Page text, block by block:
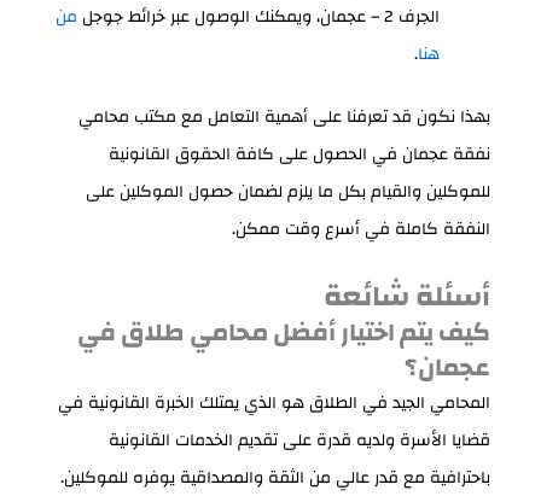
الجرف 2 – عجمان، ويمكنك الوصول عبر خرائط جوجل
من
هنا.
بهذا نكون قد تعرفنا على أهمية التعامل مع مكتب محامي
نفقة عجمان في الحصول على كافة الحقوق القانونية
للموكلين والقيام بكل ما يلزم لضمان حصول الموكلين على
النفقة كاملة في أسرع وقت ممكن.
أسئلة شائعة
كيف يتم اختيار أفضل محامي طلاق في
عجمان؟
المحامي الجيد في الطلاق هو الذي يمتلك الخبرة القانونية في
قضايا الأسرة ولديه قدرة على تقديم الخدمات القانونية
باحترافية مع قدر عالي من الثقة والمصداقية يوفره للموكلين.